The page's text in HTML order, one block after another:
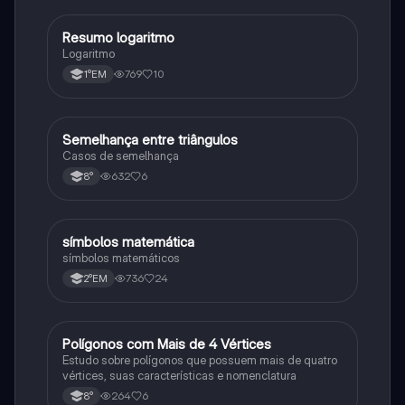
Matematica
Resumo logaritmo
Logaritmo
1°EM 769 10
Matematica
Semelhança entre triângulos
Casos de semelhança
8° 632 6
Matematica
símbolos matemática
símbolos matemáticos
2°EM 736 24
Matematica
Polígonos com Mais de 4 Vértices
Estudo sobre polígonos que possuem mais de quatro
vértices, suas características e nomenclatura
8° 264 6